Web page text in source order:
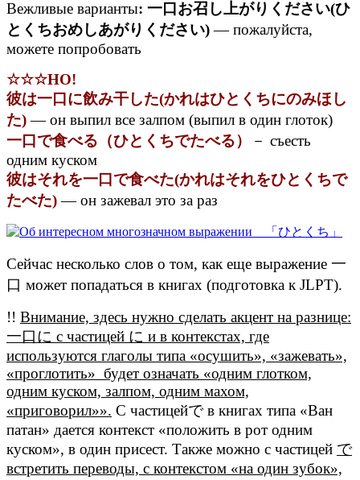
Вежливые варианты: 一口お召し上がりください(ひ
とくちおめしあがりください)— пожалуйста,
можете попробовать
☆☆☆НО!
彼は一口に飲み干した(かれはひとくちにのみほし
た) — он выпил все залпом (выпил в один глоток)
一口で食べる（ひとくちでたべる）
－ съесть
одним куском
彼はそれを一口で食べた(かれはそれをひとくちで
たべた)— он зажевал это за раз
Сейчас несколько слов о том, как еще выражение 一
口 может попадаться в книгах (подготовка к JLPT).
!! Внимание, здесь нужно сделать акцент на разнице:
一口に с частицей に и в контекстах, где
используются глаголы типа «осушить», «зажевать»,
«проглотить» будет означать «одним глотком,
одним куском, залпом, одним махом,
«приговорил»». C частицейで в книгах типа «Ван
патан» дается контекст «положить в рот одним
куском», в один присест. Также можно с частицей で
встретить переводы, с контекстом «на один зубок»,